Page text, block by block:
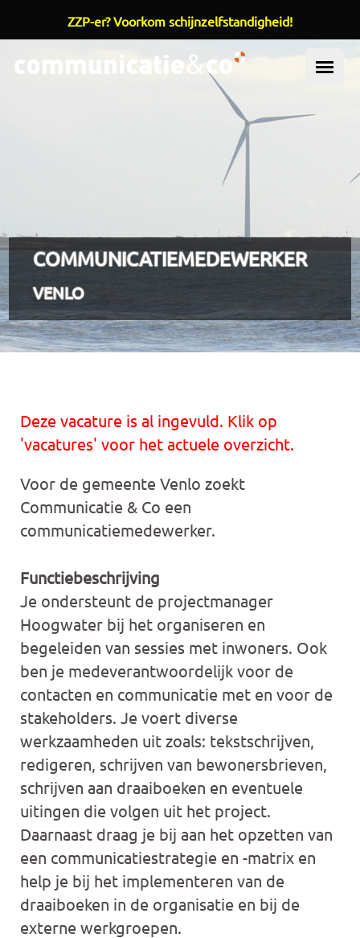
Overslaan en naar de inhoud gaan
COMMUNICATIEMEDEWERKER
VENLO
Deze vacature is al ingevuld. Klik op
'vacatures' voor het actuele overzicht.
Voor de gemeente Venlo zoekt
Communicatie & Co een
communicatiemedewerker.
Functiebeschrijving
Je ondersteunt de projectmanager
Hoogwater bij het organiseren en
begeleiden van sessies met inwoners. Ook
ben je medeverantwoordelijk voor de
contacten en communicatie met en voor de
stakeholders. Je voert diverse
werkzaamheden uit zoals: tekstschrijven,
redigeren, schrijven van bewonersbrieven,
schrijven aan draaiboeken en eventuele
uitingen die volgen uit het project.
Daarnaast draag je bij aan het opzetten van
een communicatiestrategie en -matrix en
help je bij het implementeren van de
draaiboeken in de organisatie en bij de
externe werkgroepen.
ZZP-er? Voorkom schijnzelfstandigheid!